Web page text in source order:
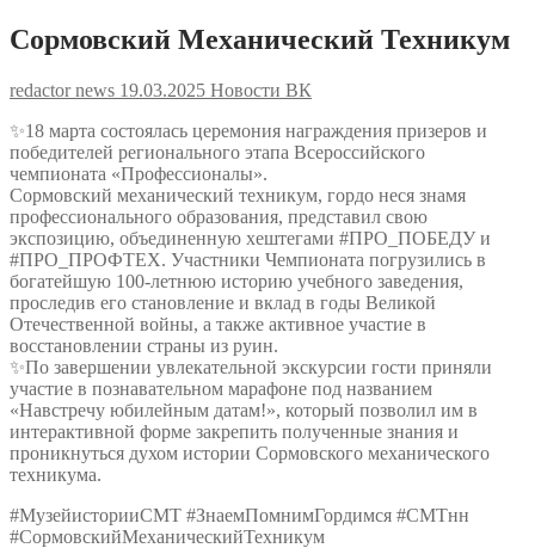
Сормовский Механический Техникум
redactor news 19.03.2025 Новости ВК
✨18 марта состоялась церемония награждения призеров и
победителей регионального этапа Всероссийского
чемпионата «Профессионалы».
Сормовский механический техникум, гордо неся знамя
профессионального образования, представил свою
экспозицию, объединенную хештегами #ПРО_ПОБЕДУ и
#ПРО_ПРОФТЕХ. Участники Чемпионата погрузились в
богатейшую 100-летнюю историю учебного заведения,
проследив его становление и вклад в годы Великой
Отечественной войны, а также активное участие в
восстановлении страны из руин.
✨По завершении увлекательной экскурсии гости приняли
участие в познавательном марафоне под названием
«Навстречу юбилейным датам!», который позволил им в
интерактивной форме закрепить полученные знания и
проникнуться духом истории Сормовского механического
техникума.
#МузейисторииСМТ #ЗнаемПомнимГордимся #СМТнн
#СормовскийМеханическийТехникум